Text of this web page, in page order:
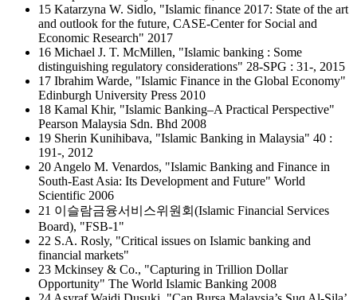
15 Katarzyna W. Sidlo, "Islamic finance 2017: State of the art
and outlook for the future, CASE-Center for Social and
Economic Research" 2017
16 Michael J. T. McMillen, "Islamic banking : Some
distinguishing regulatory considerations" 28-SPG : 31-, 2015
17 Ibrahim Warde, "Islamic Finance in the Global Economy"
Edinburgh University Press 2010
18 Kamal Khir, "Islamic Banking–A Practical Perspective"
Pearson Malaysia Sdn. Bhd 2008
19 Sherin Kunihibava, "Islamic Banking in Malaysia" 40 :
191-, 2012
20 Angelo M. Venardos, "Islamic Banking and Finance in
South-East Asia: Its Development and Future" World
Scientific 2006
21 이슬람금융서비스위원회(Islamic Financial Services
Board), "FSB-1"
22 S.A. Rosly, "Critical issues on Islamic banking and
financial markets"
23 Mckinsey & Co., "Capturing in Trillion Dollar
Opportunity" The World Islamic Banking 2008